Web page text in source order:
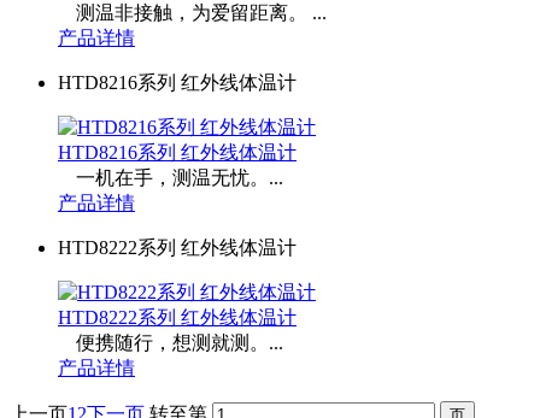
测温非接触，为爱留距离。 ...
产品详情
HTD8216系列 红外线体温计
HTD8216系列 红外线体温计
一机在手，测温无忧。...
产品详情
HTD8222系列 红外线体温计
HTD8222系列 红外线体温计
便携随行，想测就测。...
产品详情